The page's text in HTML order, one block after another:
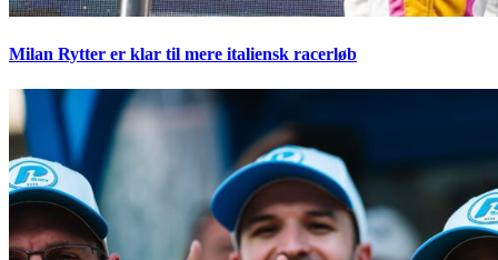
Milan Rytter er klar til mere italiensk racerløb